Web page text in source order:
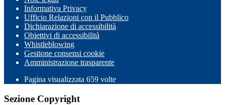
Informativa Privacy
Ufficio Relazioni con il Pubblico
Dichiarazione di accessibilità
Obiettivi di accessibilità
Whistleblowing
Gestione consensi cookie
Amministrazione trasparente
Pagina visualizzata 659 volte
Sezione Copyright